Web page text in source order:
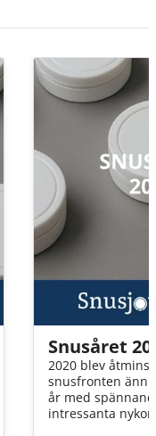
Snusåret
2020 blev
snusfronten
år med
intressanta